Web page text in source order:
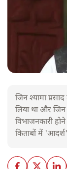
जिन श्यामा
लिया था और जिन
विभाजनकारी
किताबों में